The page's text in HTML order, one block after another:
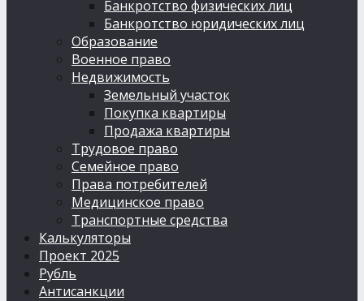
Банкротство физических лиц
Банкротство юридических лиц
Образование
Военное право
Недвижимость
Земельный участок
Покупка квартиры
Продажа квартиры
Трудовое право
Семейное право
Права потребителей
Медицинское право
Транспортные средства
Калькуляторы
Проект 2025
Рубль
Антисанкции